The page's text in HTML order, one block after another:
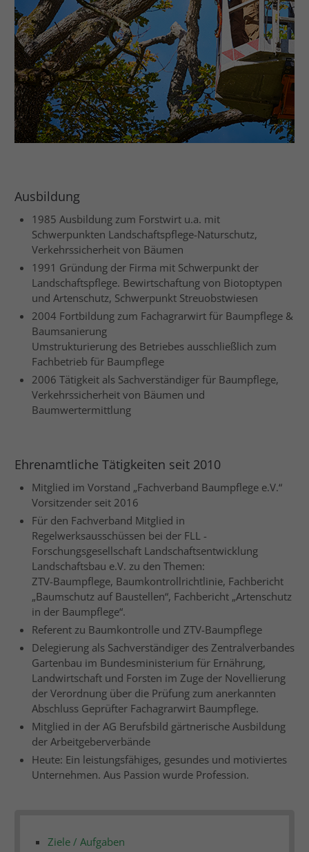
Ausbildung
1985 Ausbildung zum Forstwirt u.a. mit
Schwerpunkten Landschaftspflege-Naturschutz,
Verkehrssicherheit von Bäumen
1991 Gründung der Firma mit Schwerpunkt der
Landschaftspflege. Bewirtschaftung von Biotoptypen
und Artenschutz, Schwerpunkt Streuobstwiesen
2004 Fortbildung zum Fachagrarwirt für Baumpflege &
Baumsanierung
Umstrukturierung des Betriebes ausschließlich zum
Fachbetrieb für Baumpflege
2006 Tätigkeit als Sachverständiger für Baumpflege,
Verkehrssicherheit von Bäumen und
Baumwertermittlung
Ehrenamtliche Tätigkeiten seit 2010
Mitglied im Vorstand „Fachverband Baumpflege e.V.“
Vorsitzender seit 2016
Für den Fachverband Mitglied in
Regelwerksausschüssen bei der FLL -
Forschungsgesellschaft Landschaftsentwicklung
Landschaftsbau e.V. zu den Themen:
ZTV-Baumpflege, Baumkontrollrichtlinie, Fachbericht
„Baumschutz auf Baustellen“, Fachbericht „Artenschutz
in der Baumpflege“.
Referent zu Baumkontrolle und ZTV-Baumpflege
Delegierung als Sachverständiger des Zentralverbandes
Gartenbau im Bundesministerium für Ernährung,
Landwirtschaft und Forsten im Zuge der Novellierung
der Verordnung über die Prüfung zum anerkannten
Abschluss Geprüfter Fachagrarwirt Baumpflege.
Mitglied in der AG Berufsbild gärtnerische Ausbildung
der Arbeitgeberverbände
Heute: Ein leistungsfähiges, gesundes und motiviertes
Unternehmen. Aus Passion wurde Profession.
Ziele / Aufgaben